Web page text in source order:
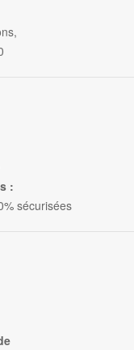
:
sécurisées